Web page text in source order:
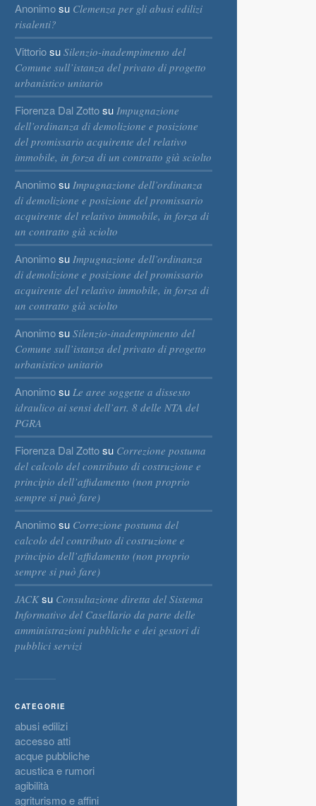
Anonimosu Clemenza per gli abusi edilizi
risalenti?
Vittoriosu Silenzio-inadempimento del
Comune sull’istanza del privato di progetto
urbanistico unitario
Fiorenza Dal Zottosu Impugnazione
dell’ordinanza di demolizione e posizione
del promissario acquirente del relativo
immobile, in forza di un contratto già sciolto
Anonimosu Impugnazione dell’ordinanza
di demolizione e posizione del promissario
acquirente del relativo immobile, in forza di
un contratto già sciolto
Anonimosu Impugnazione dell’ordinanza
di demolizione e posizione del promissario
acquirente del relativo immobile, in forza di
un contratto già sciolto
Anonimosu Silenzio-inadempimento del
Comune sull’istanza del privato di progetto
urbanistico unitario
Anonimosu Le aree soggette a dissesto
idraulico ai sensi dell’art. 8 delle NTA del
PGRA
Fiorenza Dal Zottosu Correzione postuma
del calcolo del contributo di costruzione e
principio dell’affidamento (non proprio
sempre si può fare)
Anonimosu Correzione postuma del
calcolo del contributo di costruzione e
principio dell’affidamento (non proprio
sempre si può fare)
JACKsu Consultazione diretta del Sistema
Informativo del Casellario da parte delle
amministrazioni pubbliche e dei gestori di
pubblici servizi
CATEGORIE
abusi edilizi
accesso atti
acque pubbliche
acustica e rumori
agibilità
agriturismo e affini